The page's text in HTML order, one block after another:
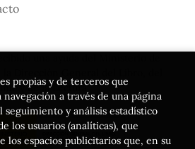
y de la Lectura
propias y de terceros que
a través de una página
seguimiento y análisis estadístico
los usuarios (analíticas), que
los espacios publicitarios que, en su